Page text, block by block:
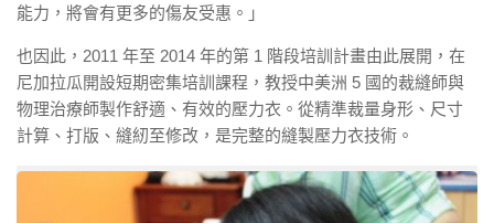
能力，將會有更多的傷友受惠。」
也因此，2011 年至 2014 年的第 1 階段培訓計畫由此展開，在
尼加拉瓜開設短期密集培訓課程，教授中美洲 5 國的裁縫師與
物理治療師製作舒適、有效的壓力衣。從精準裁量身形、尺寸
計算、打版、縫紉至修改，是完整的縫製壓力衣技術。